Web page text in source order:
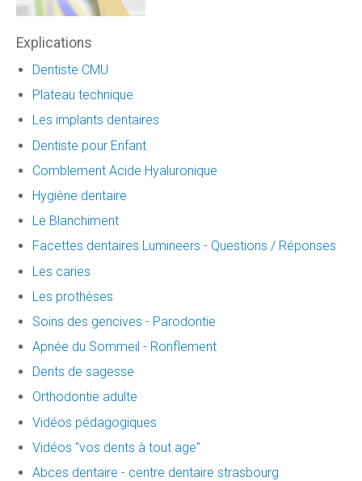
Explications
Dentiste CMU
Plateau technique
Les implants dentaires
Dentiste pour Enfant
Comblement Acide Hyaluronique
Hygiène dentaire
Le Blanchiment
Facettes dentaires Lumineers - Questions / Réponses
Les caries
Les prothèses
Soins des gencives - Parodontie
Apnée du Sommeil - Ronflement
Dents de sagesse
Orthodontie adulte
Vidéos pédagogiques
Vidéos "vos dents à tout age"
Abces dentaire - centre dentaire strasbourg